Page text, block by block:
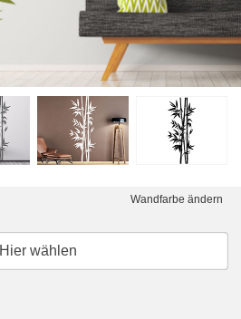
Wandfarbe ändern
Hier wählen